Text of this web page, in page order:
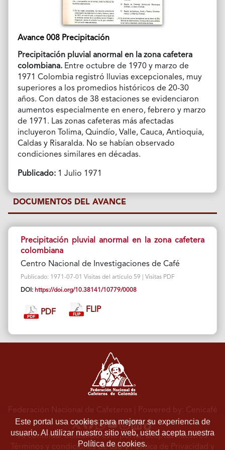
Avance 008 Precipitación
Precipitación pluvial anormal en la zona cafetera
colombiana.Entre octubre de 1970 y marzo de
1971 Colombia registró lluvias excepcionales, muy
superiores a los promedios históricos de 20-30
años. Con datos de 38 estaciones se evidenciaron
aumentos especialmente en enero, febrero y marzo
de 1971. Las zonas cafeteras más afectadas
incluyeron Tolima, Quindío, Valle, Cauca, Antioquia,
Caldas y Risaralda. No se habían observado
condiciones similares en décadas.
Publicado:1 Julio 1971
DOCUMENTOS DEL AVANCE
Precipitación pluvial anormal en la zona cafetera
colombiana
Centro Nacional de Investigaciones de Café
Publicado: 1971-07-01 Visitas del artículo 59 | Visitas PDF
DOI: https://doi.org/10.38141/10779/0008
PDF FLIP
Este portal usa cookies para mejorar su experiencia de
usuario. Al utilizar nuestro sitio web, usted acepta nuestra
Política de cookies.
Federación Nacional de Cafeteros | Powered by: Cenicafé
Al continuar utilizando este portal, aceptas nuestros
Términos y condiciones de usoyPolítica de Privacidad y